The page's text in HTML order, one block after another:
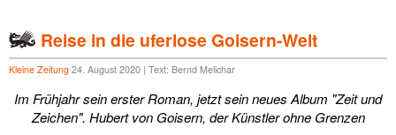
Reise in die uferlose Goisern-Welt
Kleine Zeitung 24. August 2020 | Text: Bernd Melichar
Im Frühjahr sein erster Roman, jetzt sein neues Album "Zeit und
Zeichen". Hubert von Goisern, der Künstler ohne Grenzen